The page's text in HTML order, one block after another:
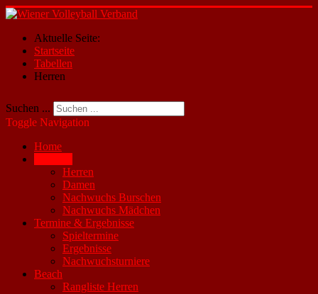
Aktuelle Seite:
Startseite
Tabellen
Herren
Suchen ...
Toggle Navigation
Home
Herren
Damen
Nachwuchs Burschen
Nachwuchs Mädchen
Termine & Ergebnisse
Spieltermine
Ergebnisse
Nachwuchsturniere
Beach
Rangliste Herren